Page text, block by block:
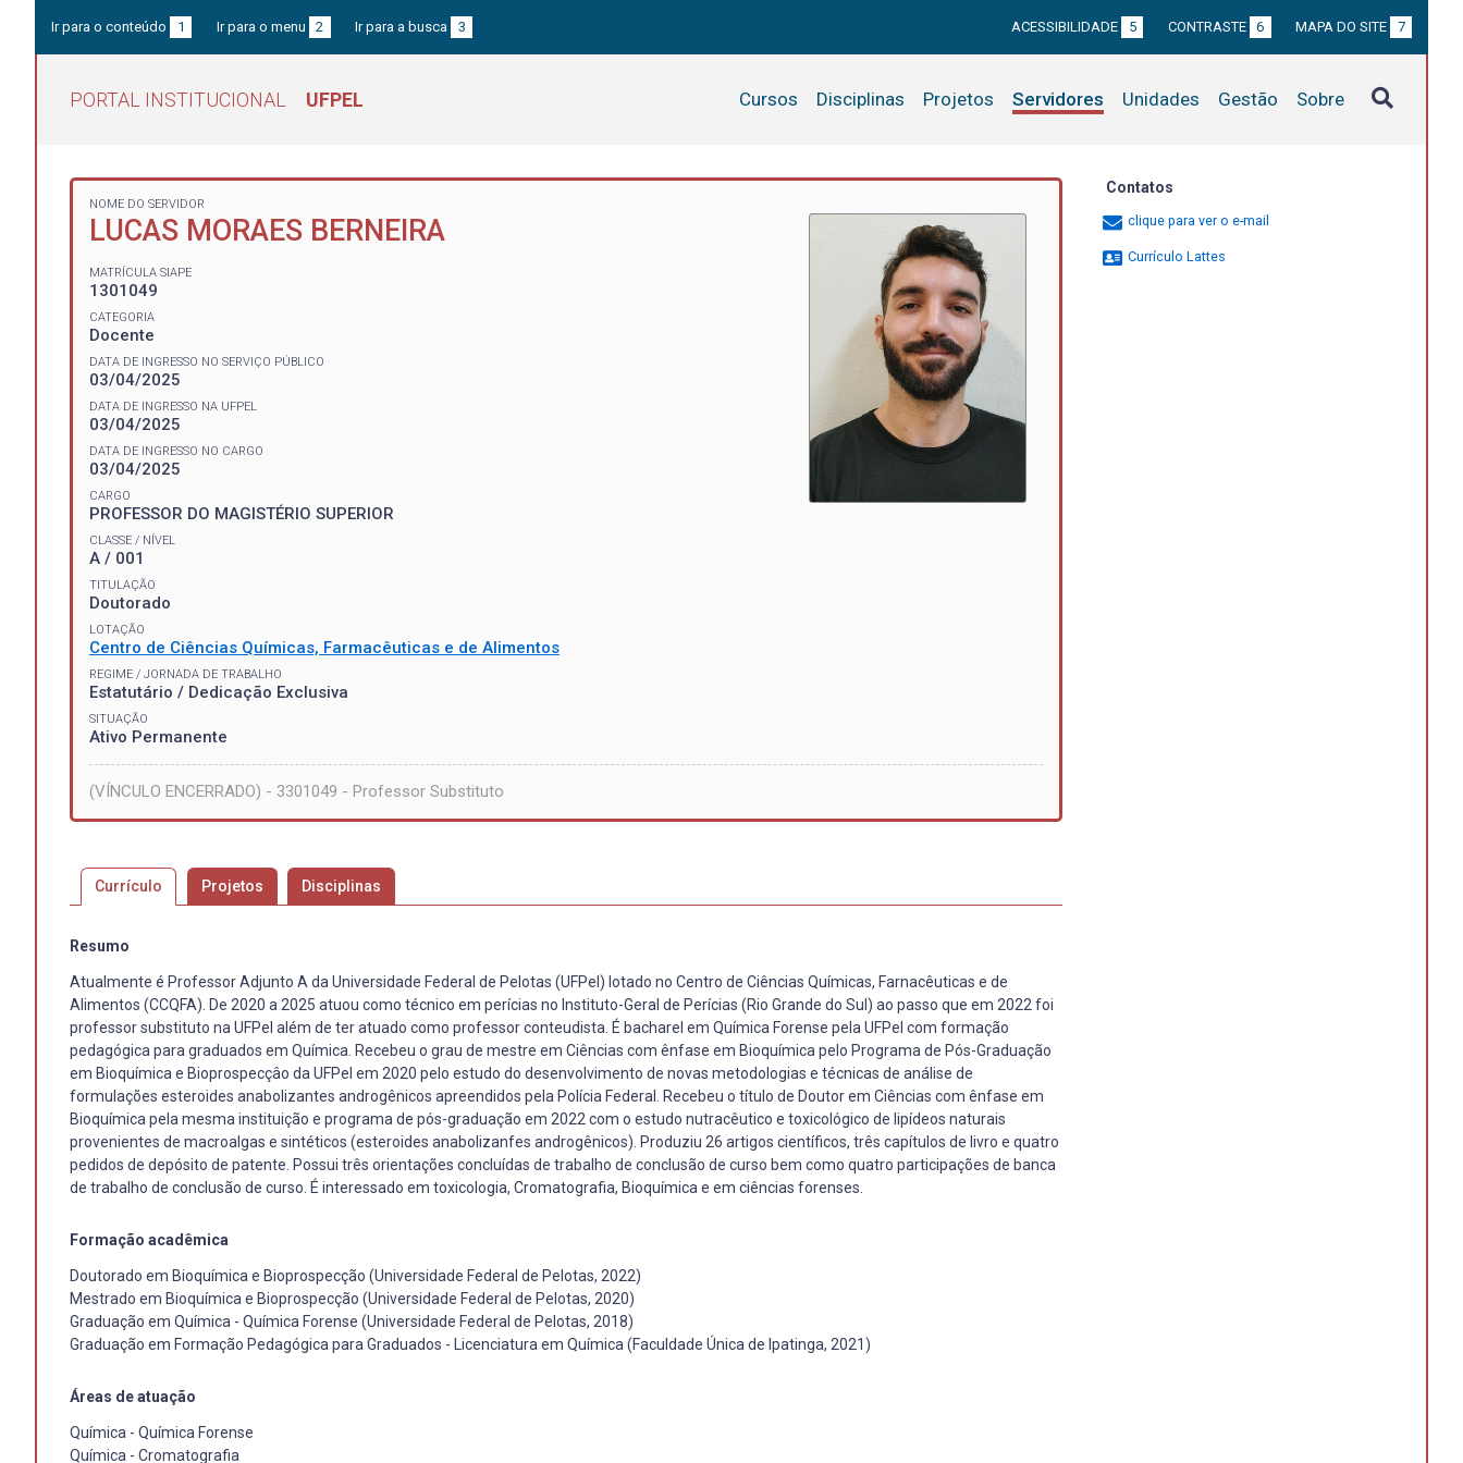
Ir para o conteúdo 1 Ir para o menu 2 Ir para a busca 3 ACESSIBILIDADE 5 CONTRASTE 6 MAPA DO SITE 7
PORTAL INSTITUCIONAL UFPEL Cursos Disciplinas Projetos Servidores Unidades Gestão Sobre
NOME DO SERVIDOR
LUCAS MORAES BERNEIRA
MATRÍCULA SIAPE
1301049
CATEGORIA
Docente
DATA DE INGRESSO NO SERVIÇO PÚBLICO
03/04/2025
DATA DE INGRESSO NA UFPEL
03/04/2025
DATA DE INGRESSO NO CARGO
03/04/2025
CARGO
PROFESSOR DO MAGISTÉRIO SUPERIOR
CLASSE / NÍVEL
A / 001
TITULAÇÃO
Doutorado
LOTAÇÃO
Centro de Ciências Químicas, Farmacêuticas e de Alimentos
REGIME / JORNADA DE TRABALHO
Estatutário / Dedicação Exclusiva
SITUAÇÃO
Ativo Permanente
(VÍNCULO ENCERRADO) - 3301049 - Professor Substituto
Currículo Projetos Disciplinas
Resumo
Atualmente é Professor Adjunto A da Universidade Federal de Pelotas (UFPel) lotado no Centro de Ciências Químicas, Farnacêuticas e de
Alimentos (CCQFA). De 2020 a 2025 atuou como técnico em perícias no Instituto-Geral de Perícias (Rio Grande do Sul) ao passo que em 2022 foi
professor substituto na UFPel além de ter atuado como professor conteudista. É bacharel em Química Forense pela UFPel com formação
pedagógica para graduados em Química. Recebeu o grau de mestre em Ciências com ênfase em Bioquímica pelo Programa de Pós-Graduação
em Bioquímica e Bioprospecçâo da UFPel em 2020 pelo estudo do desenvolvimento de novas metodologias e técnicas de análise de
formulações esteroides anabolizantes androgênicos apreendidos pela Polícia Federal. Recebeu o título de Doutor em Ciências com ênfase em
Bioquímica pela mesma instituição e programa de pós-graduação em 2022 com o estudo nutracêutico e toxicológico de lipídeos naturais
provenientes de macroalgas e sintéticos (esteroides anabolizanfes androgênicos). Produziu 26 artigos científicos, três capítulos de livro e quatro
pedidos de depósito de patente. Possui três orientações concluídas de trabalho de conclusão de curso bem como quatro participações de banca
de trabalho de conclusão de curso. É interessado em toxicologia, Cromatografia, Bioquímica e em ciências forenses.
Formação acadêmica
Doutorado em Bioquímica e Bioprospecção (Universidade Federal de Pelotas, 2022)
Mestrado em Bioquímica e Bioprospecção (Universidade Federal de Pelotas, 2020)
Graduação em Química - Química Forense (Universidade Federal de Pelotas, 2018)
Graduação em Formação Pedagógica para Graduados - Licenciatura em Química (Faculdade Única de Ipatinga, 2021)
Áreas de atuação
Química - Química Forense
Química - Cromatografia
Contatos
clique para ver o e-mail
Currículo Lattes